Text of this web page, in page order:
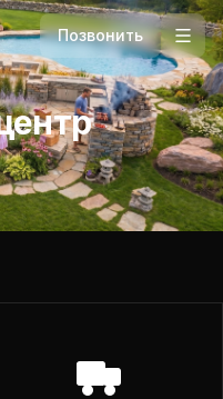
Позвонить